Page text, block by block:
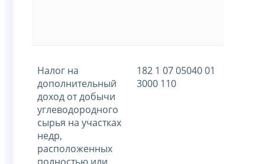
Налог на
дополнительный
доход от добычи
углеводородного
сырья на участках
недр,
расположенных
182 1 07 05040 01
3000 110